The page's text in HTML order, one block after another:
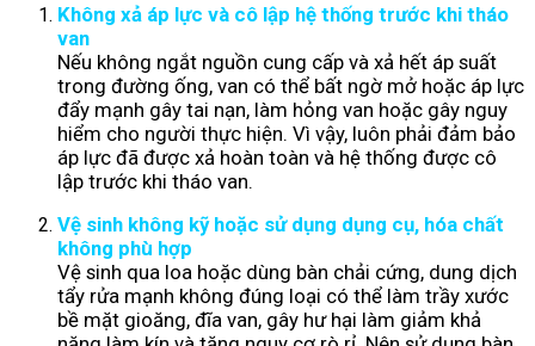
Không xả áp lực và cô lập hệ thống trước khi tháo
van
Nếu không ngắt nguồn cung cấp và xả hết áp suất
trong đường ống, van có thể bất ngờ mở hoặc áp lực
đẩy mạnh gây tai nạn, làm hỏng van hoặc gây nguy
hiểm cho người thực hiện. Vì vậy, luôn phải đảm bảo
áp lực đã được xả hoàn toàn và hệ thống được cô
lập trước khi tháo van.
Vệ sinh không kỹ hoặc sử dụng dụng cụ, hóa chất
không phù hợp
Vệ sinh qua loa hoặc dùng bàn chải cứng, dung dịch
tẩy rửa mạnh không đúng loại có thể làm trầy xước
bề mặt gioăng, đĩa van, gây hư hại làm giảm khả